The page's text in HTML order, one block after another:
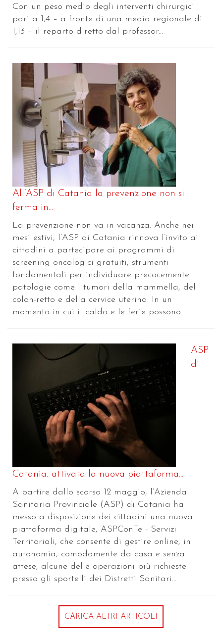
Con un peso medio degli interventi chirurgici
pari a 1,4 – a fronte di una media regionale di
1,13 – il reparto diretto dal professor...
All’ASP di Catania la prevenzione non si
ferma in...
La prevenzione non va in vacanza. Anche nei
mesi estivi, l’ASP di Catania rinnova l’invito ai
cittadini a partecipare ai programmi di
screening oncologici gratuiti, strumenti
fondamentali per individuare precocemente
patologie come i tumori della mammella, del
colon-retto e della cervice uterina. In un
momento in cui il caldo e le ferie possono...
ASP
di
Catania: attivata la nuova piattaforma...
A partire dallo scorso 12 maggio, l’Azienda
Sanitaria Provinciale (ASP) di Catania ha
messo a disposizione dei cittadini una nuova
piattaforma digitale, ASPConTe - Servizi
Territoriali, che consente di gestire online, in
autonomia, comodamente da casa e senza
attese, alcune delle operazioni più richieste
presso gli sportelli dei Distretti Sanitari...
CARICA ALTRI ARTICOLI